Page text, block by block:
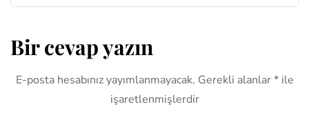
Bir cevap yazın
E-posta hesabınız yayımlanmayacak. Gerekli alanlar*ile
işaretlenmişlerdir